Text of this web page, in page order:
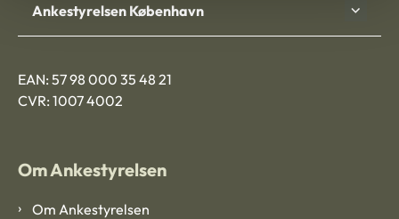
Ankestyrelsen København
EAN: 57 98 000 35 48 21
CVR: 1007 4002
Om Ankestyrelsen
Om Ankestyrelsen